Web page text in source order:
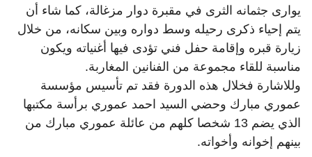
يوارى جثمانه الثرى في مقبرة دوار مزغالة، كما شاء أن
يتم إحياء ذكرى رحيله وسط دواره وبين سكانه، من خلال
زيارة قبره وإقامة حفل فني تؤدى فيها أغنياته ويكون
مناسبة للقاء مجموعة من الفنانين المغاربة.
وللاشارة فخلال هذه الدورة فقد تم تأسيس مؤسسة
عموري مبارك وحضي السيد احمد عموري برأسة مكتبها
الذي يضم 13 شخصا كلهم من عائلة عموري مبارك من
بينهم إخوانه وأخواته.